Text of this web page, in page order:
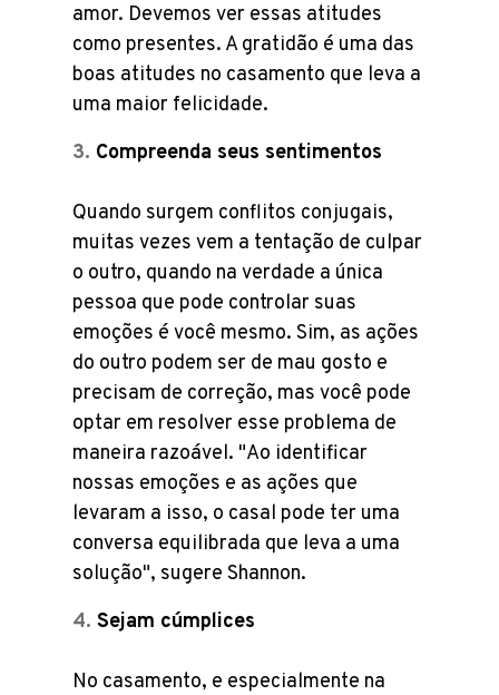
amor. Devemos ver essas atitudes
como presentes. A gratidão é uma das
boas atitudes no casamento que leva a
uma maior felicidade.
Compreenda seus sentimentos
Quando surgem conflitos conjugais,
muitas vezes vem a tentação de culpar
o outro, quando na verdade a única
pessoa que pode controlar suas
emoções é você mesmo. Sim, as ações
do outro podem ser de mau gosto e
precisam de correção, mas você pode
optar em resolver esse problema de
maneira razoável. "Ao identificar
nossas emoções e as ações que
levaram a isso, o casal pode ter uma
conversa equilibrada que leva a uma
solução", sugere Shannon.
Sejam cúmplices
No casamento, e especialmente na